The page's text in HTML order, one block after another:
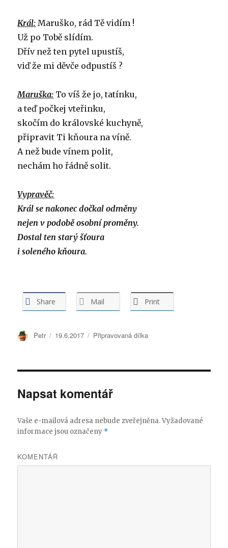
Král: Maruško, rád Tě vidím !
Už po Tobě slídím.
Dřív než ten pytel upustíš,
viď že mi děvče odpustíš ?
Maruška: To víš že jo, tatínku,
a teď počkej vteřinku,
skočím do královské kuchyně,
připravit Ti kňoura na víně.
A než bude vínem polit,
nechám ho řádně solit.
Vypravěč:
Král se nakonec dočkal odměny
nejen v podobě osobní proměny.
Dostal ten starý šťoura
i soleného kňoura.
Share Mail Print
Autor:
Petr Publikováno:
19.6.2017 Rubriky:
Připravovaná dílka
Napsat komentář
Vaše e-mailová adresa nebude zveřejněna.Vyžadované
informace jsou označeny *
KOMENTÁŘ